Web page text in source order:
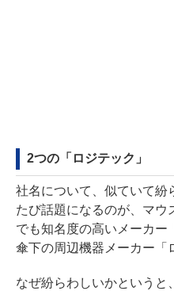
2つの「ロジテック」
社名について、似ていて紛
たび話題になるのが、マウ
でも知名度の高いメーカー
傘下の周辺機器メーカー「
なぜ紛らわしいかというと